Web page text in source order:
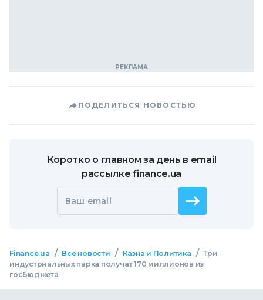
ПОДЕЛИТЬСЯ НОВОСТЬЮ
Коротко о главном за день в email
рассылке finance.ua
Ваш email
Finance.ua / Все новости / Казна и Политика / Три
индустриальных парка получат 170 миллионов из
госбюджета